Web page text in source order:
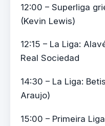
12:00 – Superliga
(Kevin Lewis)
12:15 – La Liga:
Real Sociedad
14:30 – La Liga:
Araujo)
15:00 – Primeira